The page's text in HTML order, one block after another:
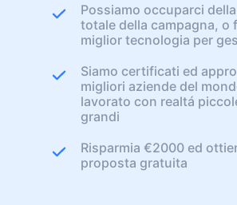
Possiamo occuparci
totale della campagna, o
miglior tecnologia per
Siamo certificati ed
migliori aziende del
lavorato con realtá
grandi
Risparmia €2000 ed
proposta gratuita